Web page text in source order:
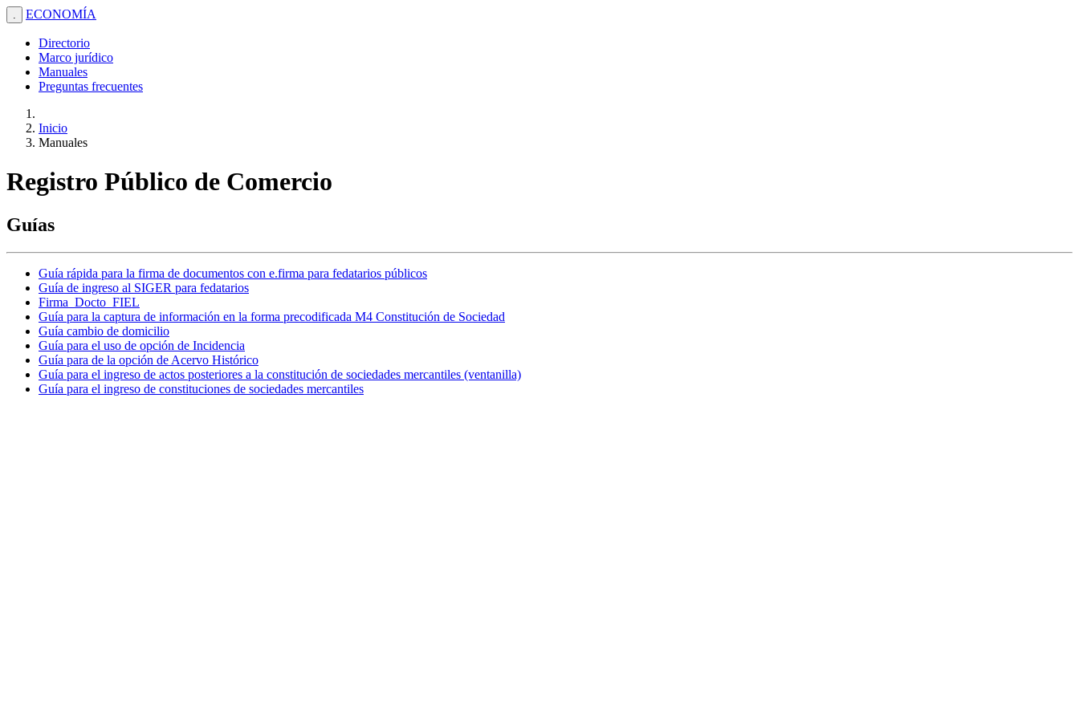
. ECONOMÍA
Directorio
Marco jurídico
Manuales
Preguntas frecuentes
Inicio
Manuales
Registro Público de Comercio
Guías
Guía rápida para la firma de documentos con e.firma para fedatarios públicos
Guía de ingreso al SIGER para fedatarios
Firma_Docto_FIEL
Guía para la captura de información en la forma precodificada M4 Constitución de Sociedad
Guía cambio de domicilio
Guía para el uso de opción de Incidencia
Guía para de la opción de Acervo Histórico
Guía para el ingreso de actos posteriores a la constitución de sociedades mercantiles (ventanilla)
Guía para el ingreso de constituciones de sociedades mercantiles